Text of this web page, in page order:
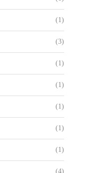
(1)
(3)
(1)
(1)
(1)
(1)
(1)
(4)